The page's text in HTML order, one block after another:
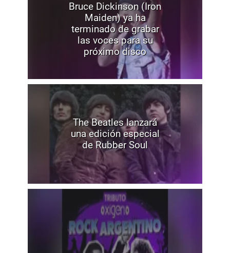
Bruce Dickinson (Iron
Maiden) ya ha
terminado de grabar
las voces para su
próximo disco
The Beatles lanzará
una edición especial
de Rubber Soul